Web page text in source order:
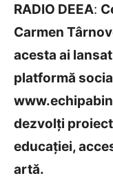
RADIO DEEA:
Carmen
acesta ai
platformă
dezvolţi
educaţiei,
artă.